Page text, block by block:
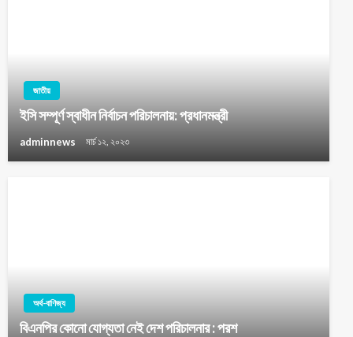
জাতীয়
ইসি সম্পূর্ণ স্বাধীন নির্বাচন পরিচালনায়: প্রধানমন্ত্রী
adminnews মার্চ ১২, ২০২৩
অর্থ-বাণিজ্য
বিএনপির কোনো যোগ্যতা নেই দেশ পরিচালনার : পরশ